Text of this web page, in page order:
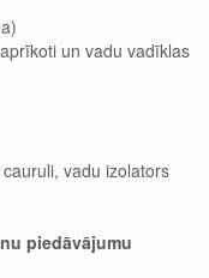
un vadu vadīklas
vadu izolators
piedāvājumu